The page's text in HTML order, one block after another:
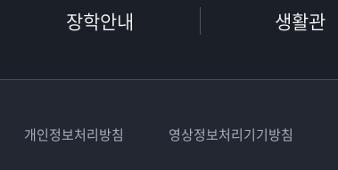
장학안내 생활관
개인정보처리방침 영상정보처리기기방침